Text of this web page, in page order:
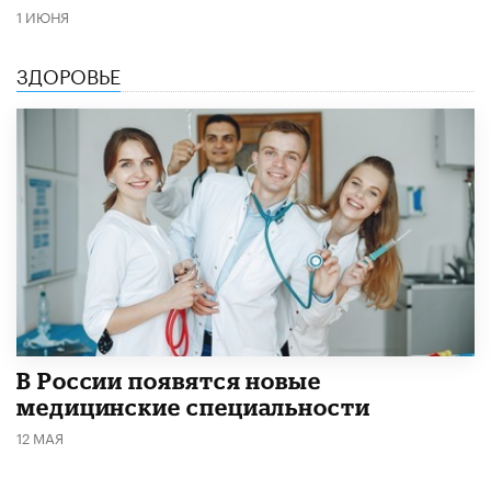
1 ИЮНЯ
ЗДОРОВЬЕ
В России появятся новые
медицинские специальности
12 МАЯ